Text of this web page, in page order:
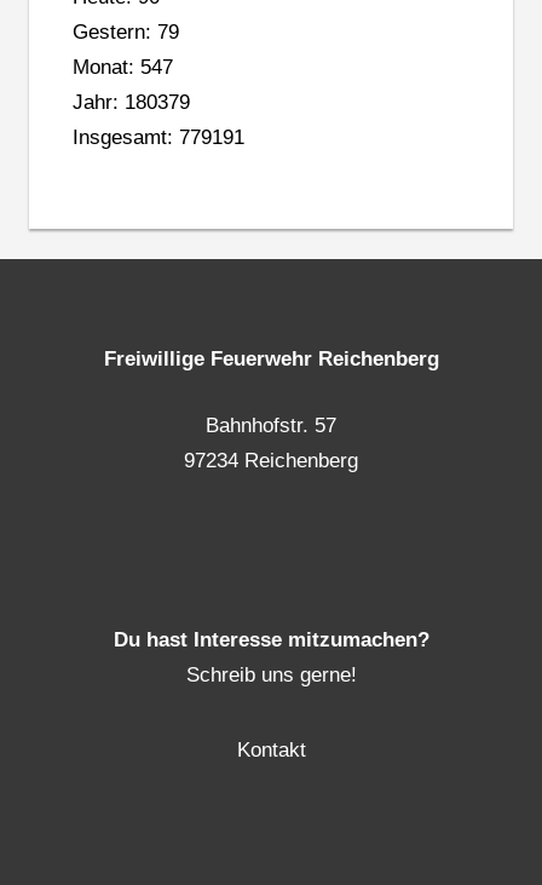
Gestern: 79
Monat: 547
Jahr: 180379
Insgesamt: 779191
Freiwillige Feuerwehr Reichenberg
Bahnhofstr. 57
97234 Reichenberg
Du hast Interesse mitzumachen?
Schreib uns gerne!
Kontakt